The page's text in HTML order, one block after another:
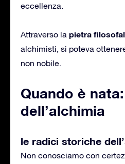
eccellenza.
Attraverso la pietra
alchimisti, si poteva
non nobile.
Quando è
dell’alchimia
le radici storiche
Non conosciamo con